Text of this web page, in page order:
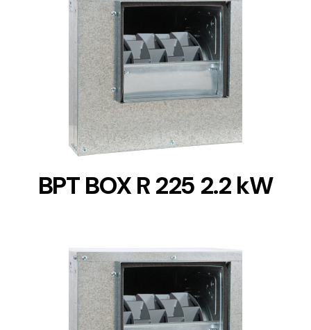
DETAILS
BPT BOX R 225 2.2 kW